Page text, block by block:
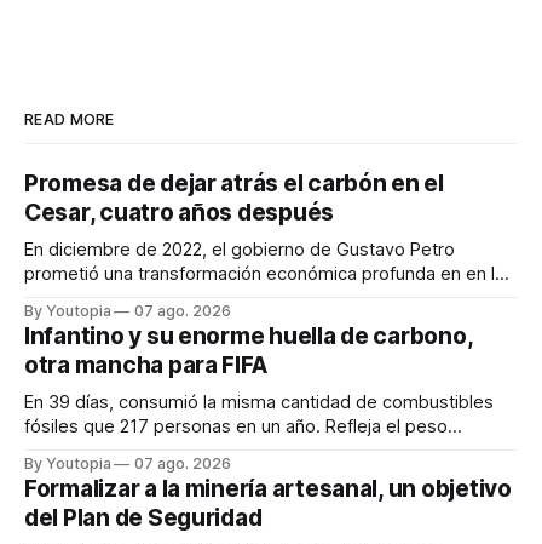
READ MORE
Promesa de dejar atrás el carbón en el
Cesar, cuatro años después
En diciembre de 2022, el gobierno de Gustavo Petro
prometió una transformación económica profunda en en la
By Youtopia 07 ago. 2026
Infantino y su enorme huella de carbono,
otra mancha para FIFA
En 39 días, consumió la misma cantidad de combustibles
fósiles que 217 personas en un año. Refleja el peso
By Youtopia 07 ago. 2026
Formalizar a la minería artesanal, un objetivo
del Plan de Seguridad